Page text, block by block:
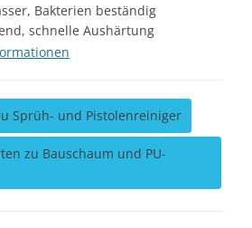
Bakterien beständig
schnelle Aushärtung
Sprüh- und Pistolenreiniger
zu Bauschaum und PU-